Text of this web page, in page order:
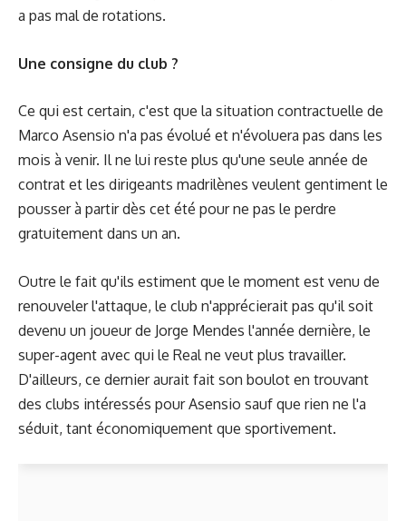
a pas mal de rotations.
Une consigne du club ?
Ce qui est certain, c'est que la situation contractuelle de
Marco Asensio n'a pas évolué et n'évoluera pas dans les
mois à venir. Il ne lui reste plus qu'une seule année de
contrat et les dirigeants madrilènes veulent gentiment le
pousser à partir dès cet été pour ne pas le perdre
gratuitement dans un an.
Outre le fait qu'ils estiment que le moment est venu de
renouveler l'attaque, le club n'apprécierait pas qu'il soit
devenu un joueur de Jorge Mendes l'année dernière, le
super-agent avec qui le Real ne veut plus travailler.
D'ailleurs, ce dernier aurait fait son boulot en trouvant
des clubs intéressés pour Asensio sauf que rien ne l'a
séduit, tant économiquement que sportivement.